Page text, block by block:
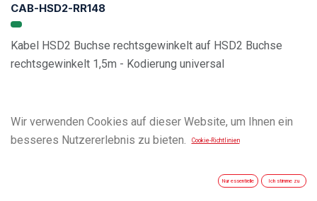
CAB-HSD2-RR148
Kabel HSD2 Buchse rechtsgewinkelt auf HSD2 Buchse
rechtsgewinkelt 1,5m - Kodierung universal
Wir verwenden Cookies auf dieser Website, um Ihnen ein
besseres Nutzererlebnis zu bieten.
Cookie-Richtlinien
Nur essentielle Ich stimme zu